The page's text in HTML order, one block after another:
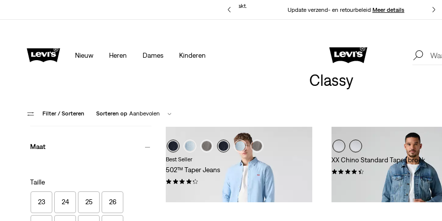
Update verzend- en retourbeleid Meer details
Levi's App. Het beste van Levi’s®, speciaal voor jou op maat gemaakt.
Nieuw Heren Dames Kinderen
Levi's App. Het beste van Levi’s®, speciaal voor jou op maat gemaakt.
Meer details
Classy
Filter / Sorteren Sorteren op Aanbevolen
Maat
Taille
23 24 25 26
Best Seller
502™ Taper Jeans
XX Chino Standard Taper broek